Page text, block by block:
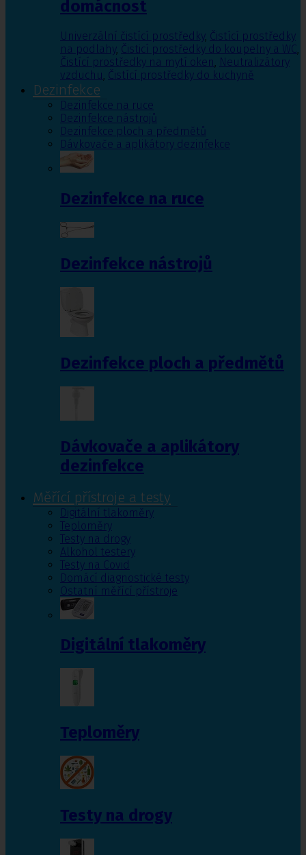
domácnost
Univerzální čistící prostředky, Čistící prostředky
na podlahy, Čisticí prostředky do koupelny a WC,
Čistící prostředky na mytí oken, Neutralizátory
vzduchu, Čistící prostředky do kuchyně
Dezinfekce
Dezinfekce na ruce
Dezinfekce nástrojů
Dezinfekce ploch a předmětů
Dávkovače a aplikátory dezinfekce
Dezinfekce na ruce
Dezinfekce nástrojů
Dezinfekce ploch a předmětů
Dávkovače a aplikátory
dezinfekce
Měřící přístroje a testy
Digitální tlakoměry
Teploměry
Testy na drogy
Alkohol testery
Testy na Covid
Domácí diagnostické testy
Ostatní měřící přístroje
Digitální tlakoměry
Teploměry
Testy na drogy